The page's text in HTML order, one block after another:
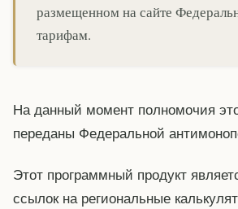
размещенном на сайте
тарифам.
На данный момент полномочия
переданы Федеральной
Этот программный продукт
ссылок на региональные